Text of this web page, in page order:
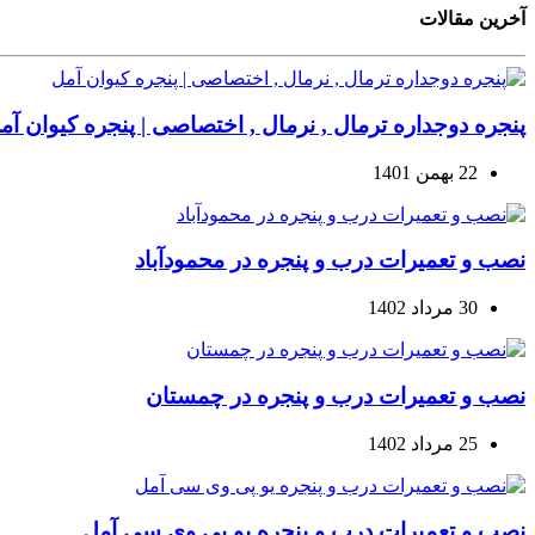
آخرین مقالات
پنجره دوجداره ترمال , نرمال , اختصاصی | پنجره کیوان
22 بهمن 1401
نصب و تعمیرات درب و پنجره در محمودآباد
30 مرداد 1402
نصب و تعمیرات درب و پنجره در چمستان
25 مرداد 1402